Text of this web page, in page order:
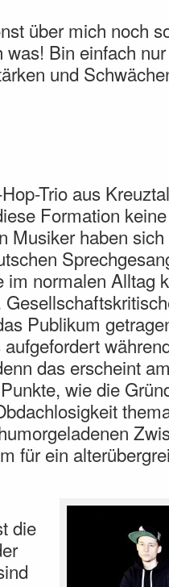
über mich noch
Bin einfach
und
Trio aus
Formation
Musiker haben
im normalen Alltag
Publikum
das erscheint
wie die
für ein
die